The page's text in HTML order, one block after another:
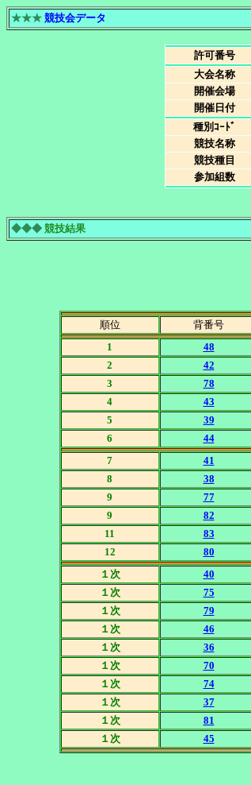
★★★ 競技会データ
許可番号
大会名称
開催会場
開催日付
種別ｺｰﾄﾞ
競技名称
競技種目
参加組数
◆◆◆ 競技結果
順位 背番号
1
48
2
42
3
78
4
43
5
39
6
44
7
41
8
38
9
77
9
82
11
83
12
80
１次
40
１次
75
１次
79
１次
46
１次
36
１次
70
１次
74
１次
37
１次
81
１次
45